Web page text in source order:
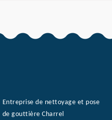
Entreprise de nettoyage et pose
de gouttière Charrel